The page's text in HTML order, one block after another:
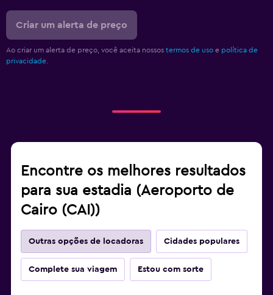
Criar um alerta de preço
Ao criar um alerta de preço, você aceita nossos termos de uso e política de
privacidade.
Encontre os melhores resultados
para sua estadia (Aeroporto de
Cairo (CAI))
Outras opções de locadoras Cidades populares
Complete sua viagem Estou com sorte